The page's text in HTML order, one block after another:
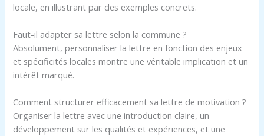
locale, en illustrant par des exemples concrets.
Faut-il adapter sa lettre selon la commune ?
Absolument, personnaliser la lettre en fonction des enjeux
et spécificités locales montre une véritable implication et un
intérêt marqué.
Comment structurer efficacement sa lettre de motivation ?
Organiser la lettre avec une introduction claire, un
développement sur les qualités et expériences, et une